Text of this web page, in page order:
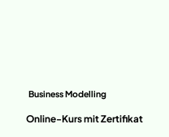
Business Modelling
Online-Kurs mit Zertifikat